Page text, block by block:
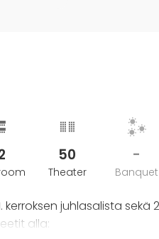
50
Theater
-
Banquet
juhlasalista sekä
alla: